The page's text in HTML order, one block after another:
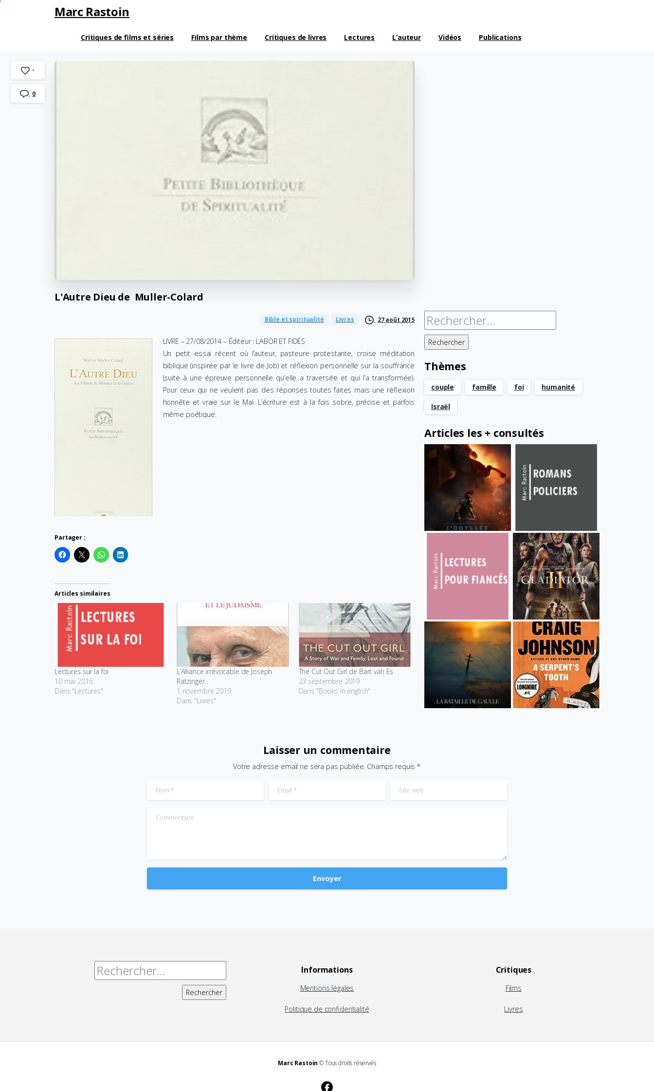
Marc Rastoin
Critiques de films et séries Films par thème Critiques de livres Lectures L’auteur Vidéos Publications
L'Autre Dieu de Muller-Colard
Bible et spiritualité Livres 27 août 2015
LIVRE – 27/08/2014 – Éditeur : LABOR ET FIDES
Un petit essai récent où l’auteur, pasteure protestante, croise méditation
biblique (inspirée par le livre de Job) et réflexion personnelle sur la souffrance
(suite à une épreuve personnelle qu’elle a traversée et qui l’a transformée).
Pour ceux qui ne veulent pas des réponses toutes faites mais une réflexion
honnête et vraie sur le Mal. L’écriture est à la fois sobre, précise et parfois
même poétique.
Partager :
Articles similaires
Lectures sur la foi
10 mai 2016
Dans "Lectures"
L’Alliance irrévocable de Joseph
Ratzinger
1 novembre 2019
Dans "Livres"
The Cut Out Girl de Bart van Es
23 septembre 2019
Dans "Books in english"
-
0
Rechercher :
Thèmes
couple famille foi humanité
Israël
Articles les + consultés
Laisser un commentaire
Votre adresse email ne sera pas publiée. Champs requis *
Nom Email Site web
Commentaire
Rechercher : Informations
Mentions légales
Politique de confidentialité
Critiques
Films
Livres
Marc Rastoin © Tous droits réservés